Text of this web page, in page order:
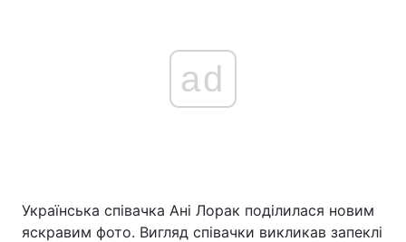
ad
Українська співачка Ані Лорак поділилася новим
яскравим фото. Вигляд співачки викликав запеклі